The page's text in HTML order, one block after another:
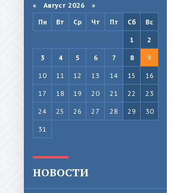
« Август 2026 »
Пн
Вт Ср Чт Пт Сб
Вс
1
2
3
4 5 6 7 8
9
10
11 12 13 14 15
16
17
18 19 20 21 22
23
24
25 26 27 28 29
30
31
НОВОСТИ